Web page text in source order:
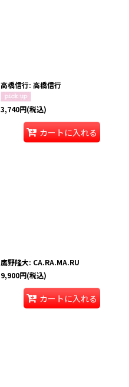
高橋信行: 高橋信行
3,740円(税込)
カートに入れる
鷹野隆大: CA.RA.MA.RU
9,900円(税込)
カートに入れる